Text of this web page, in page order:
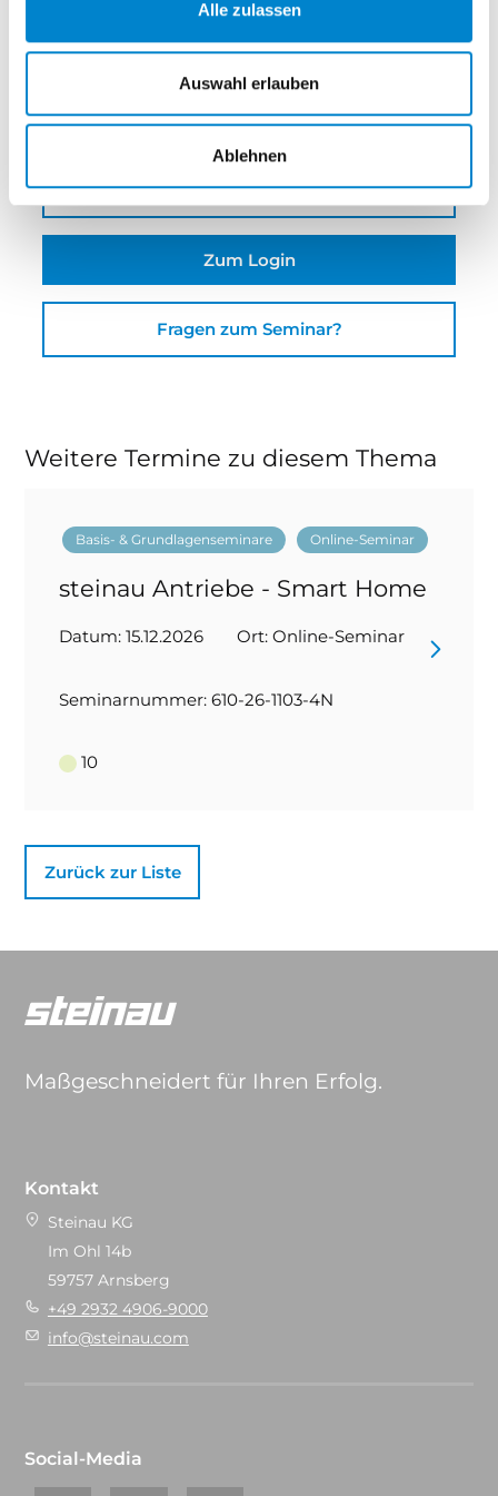
Alle zulassen
Auswahl erlauben
Ablehnen
Veranstalter
Download Seminarbeschreibung
Zum Login
Fragen zum Seminar?
Weitere Termine zu diesem Thema
Basis- & Grundlagenseminare Online-Seminar
steinau Antriebe - Smart Home
Datum: 15.12.2026 Ort: Online-Seminar
Seminarnummer: 610-26-1103-4N
10
Zurück zur Liste
Maßgeschneidert für Ihren Erfolg.
Kontakt
Steinau KG
Im Ohl 14b
59757 Arnsberg
+49 2932 4906-9000
info@steinau.com
Social-Media